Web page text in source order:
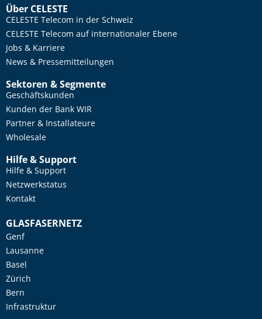
Über CELESTE
CELESTE Telecom in der Schweiz
CELESTE Telecom auf internationaler Ebene
Jobs & Karriere
News & Pressemitteilungen
Sektoren & Segmente
Geschäftskunden
Kunden der Bank WIR
Partner & Installateure
Wholesale
Hilfe & Support
Hilfe & Support
Netzwerkstatus
Kontakt
GLASFASERNETZ
Genf
Lausanne
Basel
Zürich
Bern
Infrastruktur